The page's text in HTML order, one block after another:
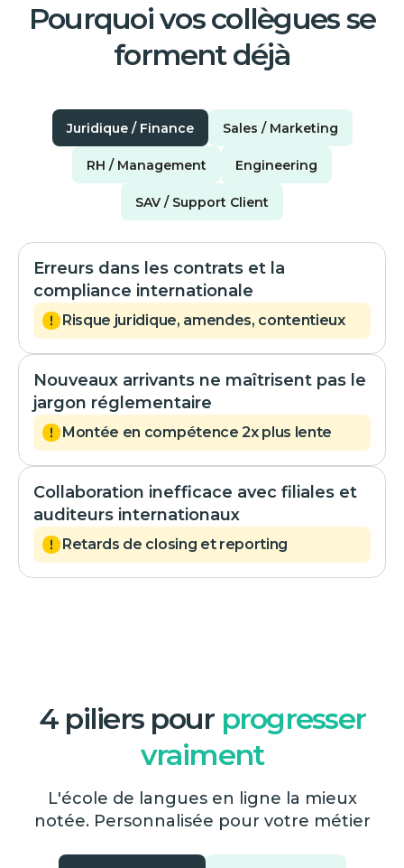
Pourquoi vos collègues se
forment déjà
Juridique / Finance Sales / Marketing
RH / Management Engineering
SAV / Support Client
Erreurs dans les contrats et la
compliance internationale
Risque juridique, amendes, contentieux
Nouveaux arrivants ne maîtrisent pas le
jargon réglementaire
Montée en compétence 2x plus lente
Collaboration inefficace avec filiales et
auditeurs internationaux
Retards de closing et reporting
4 piliers pour progresser
vraiment
L'école de langues en ligne la mieux
notée. Personnalisée pour votre métier